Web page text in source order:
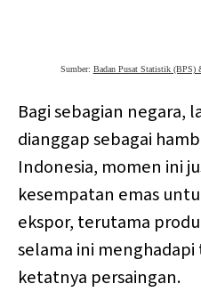
Bagi sebagian negara,
dianggap sebagai
Indonesia, momen ini
kesempatan emas
ekspor, terutama
selama ini
ketatnya persaingan.